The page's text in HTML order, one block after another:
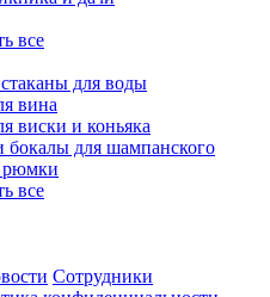
все
для воды
вина
виски и коньяка
для шампанского
рюмки
все
Сотрудники